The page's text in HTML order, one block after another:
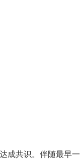
共识。伴随最早